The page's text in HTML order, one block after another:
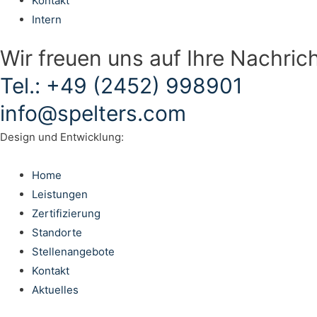
Intern
Wir freuen uns auf Ihre
Tel.: +49 (2452) 998901
info@spelters.com
Design und Entwicklung:
Home
Leistungen
Zertifizierung
Standorte
Stellenangebote
Kontakt
Aktuelles